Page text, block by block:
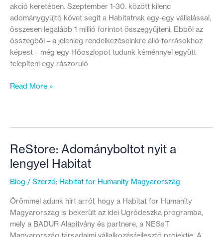
akció keretében. Szeptember 1-30. között kilenc
adománygyűjtő követ segít a Habitatnak egy-egy vállalással,
összesen legalább 1 millió forintot összegyűjteni. Ebből az
összegből – a jelenleg rendelkezéseinkre álló forrásokhoz
képest – még egy Hőoszlopot tudunk kéménnyel együtt
telepíteni egy rászoruló
Adománygyűjtő
is
szeptemberben
a
Hőoszlop-
építéseket
Read More »
ReStore: Adományboltot nyit a
lengyel Habitat
Blog / Szerző: Habitat for Humanity Magyarország
Örömmel adunk hírt arról, hogy a Habitat for Humanity
Magyarország is bekerült az idei Ugródeszka programba,
mely a BADUR Alapítvány és partnere, a NESsT